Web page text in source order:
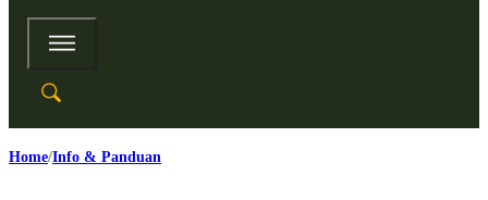
Home Info & Panduan